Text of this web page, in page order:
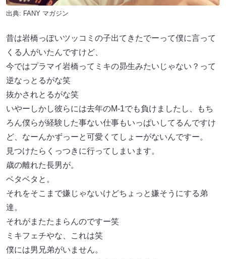
出典: FANY マガジン
昔は岩橋っぽいツッコミの子出てきたでーって僕に言って
くる人がいたんですけど、
今ではプラマイ岩橋ってミキの昴生みたいじゃない？って
逆なっとるがな笑
抜かされとるがな笑
いやーしかし彼らには去年のM-1でも負けましたし、もち
ろん僕らが経験した事ない仕事もいっぱいしてるんですけ
ど、なーんかずっーと可愛くてしょーがないんですー。
見つけたらくっつきに行ってしまいます。
歳の離れた長男が。
ベタベタと。
それをそこまで嫌じゃないけどちょっと嫌そうにする弟
達。
それがまたたまらんのですー笑
ミキフェチやな、これは笑
僕には男兄弟がいません。